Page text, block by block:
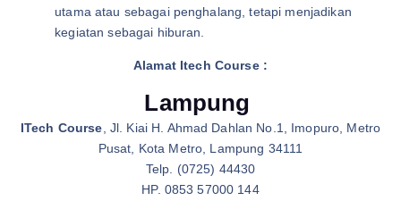
utama atau sebagai penghalang, tetapi menjadikan
kegiatan sebagai hiburan.
Alamat Itech Course :
Lampung
ITech Course, Jl. Kiai H. Ahmad Dahlan No.1, Imopuro, Metro
Pusat, Kota Metro, Lampung 34111
Telp. (0725) 44430
HP. 0853 57000 144